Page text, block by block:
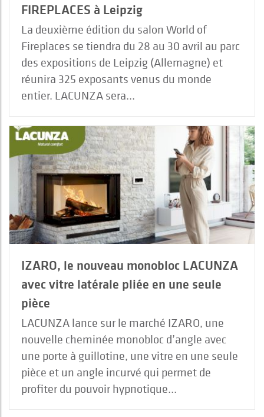
FIREPLACES à Leipzig
La deuxième édition du salon World of
Fireplaces se tiendra du 28 au 30 avril au parc
des expositions de Leipzig (Allemagne) et
réunira 325 exposants venus du monde
entier. LACUNZA sera...
IZARO, le nouveau monobloc LACUNZA
avec vitre latérale pliée en une seule
pièce
LACUNZA lance sur le marché IZARO, une
nouvelle cheminée monobloc d’angle avec
une porte à guillotine, une vitre en une seule
pièce et un angle incurvé qui permet de
profiter du pouvoir hypnotique...